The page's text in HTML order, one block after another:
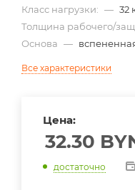
Класс нагрузки: — 32
Толщина рабочего/
Основа —
Все характеристики
Цена:
32.30
достаточно